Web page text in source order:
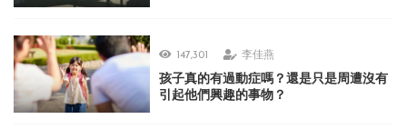
147,301 李佳燕
孩子真的有過動症嗎？還是只是周遭沒有
引起他們興趣的事物？